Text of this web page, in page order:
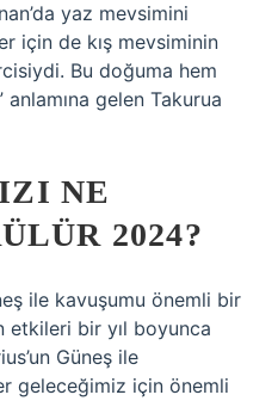
yaz mevsimini
için de kış mevsiminin
Bu doğuma hem
anlamına gelen Takurua
NE
2024?
ile kavuşumu önemli bir
etkileri bir yıl boyunca
Güneş ile
geleceğimiz için önemli